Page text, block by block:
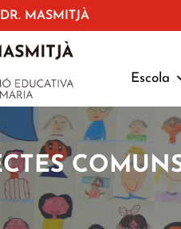
MASMITJÀ
Escola